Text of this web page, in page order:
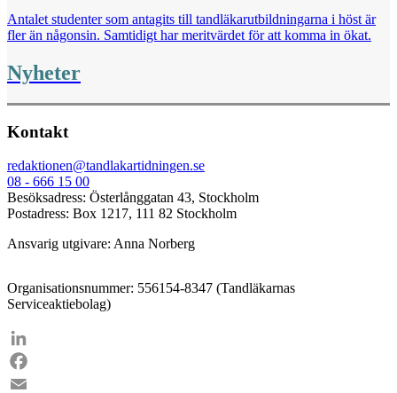
Antalet studenter som antagits till tandläkarutbildningarna i höst är
fler än någonsin. Samtidigt har meritvärdet för att komma in ökat.
Nyheter
Kontakt
redaktionen@tandlakartidningen.se
08 - 666 15 00
Besöksadress: Österlånggatan 43, Stockholm
Postadress: Box 1217, 111 82 Stockholm
Ansvarig utgivare: Anna Norberg
Organisationsnummer: 556154-8347 (Tandläkarnas
Serviceaktiebolag)
LinkedIn
Facebook